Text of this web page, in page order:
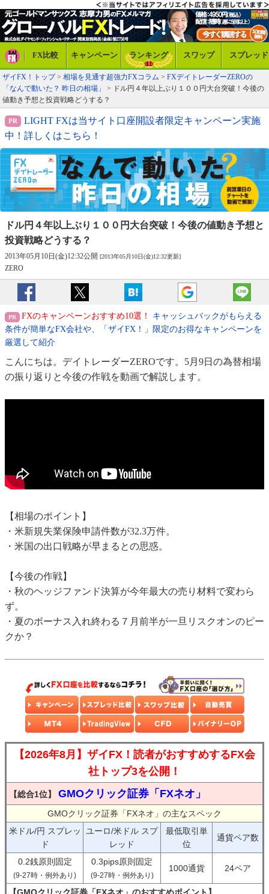
FX比較 キャンペーン ランキング スワップ スプレッド
ザイFX！トップ> 相場を見通す超強力FXコラム > FXデイトレーダーZEROの
「なんで動いた？ 昨日の相場」
> ドル円４年以上ぶり１００円大台突破！今後の
値動き予想と投資戦略どうする？
LIGHT FXは当サイト口座開設者限定キャンペーン実施
中！詳しくはこちら！
ドル円４年以上ぶり１００円大台突破！ 今後の値動き予想と
投資戦略どうする？
2013年05月10日(金)12:32公開 [2013年05月10日(金)12:32更新]
ZERO
FXのキャンペーンおすすめ10選！
キャッシュバックがもらえる
条件が簡単なFX会社や、「ザイFX！」限定のお得なキャンペーンを
厳選して紹介
こんにちは。デイトレーダーZEROです。5月9日の為替相場
の振り返りと今後の作戦を動画で解説します。
【相場のポイント】
・米新規失業保険申請件数が32.3万件。
・米国の出口戦略が早まるとの思惑。
【今後の作戦】
・秋のヘッジファンド決算が今年最大の売り材料で変わら
ず。
・夏のボーナス入れ終わる７月前半が一旦リスクオンのピー
クか？
【2026年8月】ザイFX！読者がおすすめするFX会
社トップ3を公開！
【総合1位】 GMOクリック証券「FXネオ」
GMOクリック証券「FXネオ」の主なスペック
米ドル/円 スプレッ
ド
ユーロ/米ドル スプ
レッド
最低取引単
位
通貨ペア数
0.2銭原則固定
(9-27時・例外あり)
0.3pips原則固定
(9-27時・例外あり)
1000通貨 24ペア